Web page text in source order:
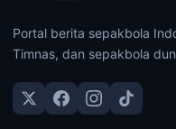
Portal berita sepakbola
Timnas, dan sepakbola